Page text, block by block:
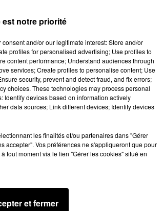
est notre priorité
and/or our legitimate interest: Store and/or
profiles for personalised advertising; Use profiles to
content performance; Understand audiences through
services; Create profiles to personalise content; Use
security, prevent and detect fraud, and fix errors;
choices. These technologies may process personal
Identify devices based on information actively
data sources; Link different devices; Identify devices
les finalités et/ou partenaires dans "Gérer
accepter". Vos préférences ne s'appliqueront que pour
tout moment via le lien "Gérer les cookies" situé en
et fermer